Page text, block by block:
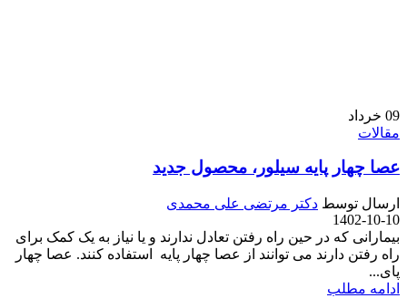
09 خرداد
مقالات
عصا چهار پایه سیلور، محصول جدید
ارسال توسط دکتر مرتضی علی محمدی
1402-10-10
بیمارانی که در حین راه رفتن تعادل ندارند و یا نیاز به یک کمک برای
راه رفتن دارند می توانند از عصا چهار پایه استفاده کنند. عصا چهار
پای...
ادامه مطلب